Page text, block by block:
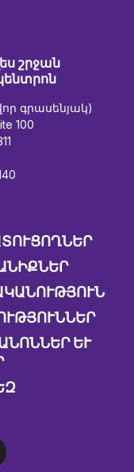
շրջան
գրասենյակ)
100
ԵՒ Պ